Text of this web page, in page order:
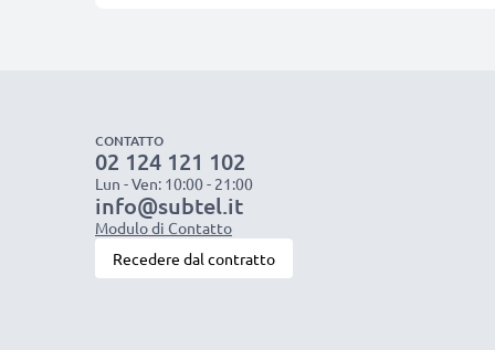
CONTATTO
02 124 121 102
Lun - Ven: 10:00 - 21:00
info@subtel.it
Modulo di Contatto
Recedere dal contratto